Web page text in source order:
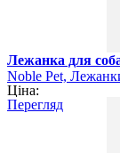
Лежанка для
Noble Pet,
Ціна:
Перегляд